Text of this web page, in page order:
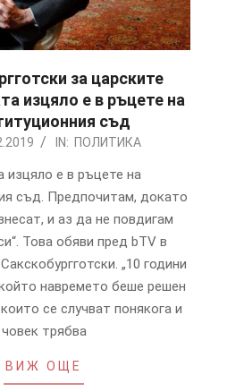
за царските
изцяло е в ръцете на
съд
IN: ПОЛИТИКА
изцяло е в ръцете на
съд. Предпочитам, докато
и аз да не повдигам
Това обяви пред bTV в
„10 години
навремето беше решен
се случват понякога и
човек трябва
ВИЖ ОЩЕ